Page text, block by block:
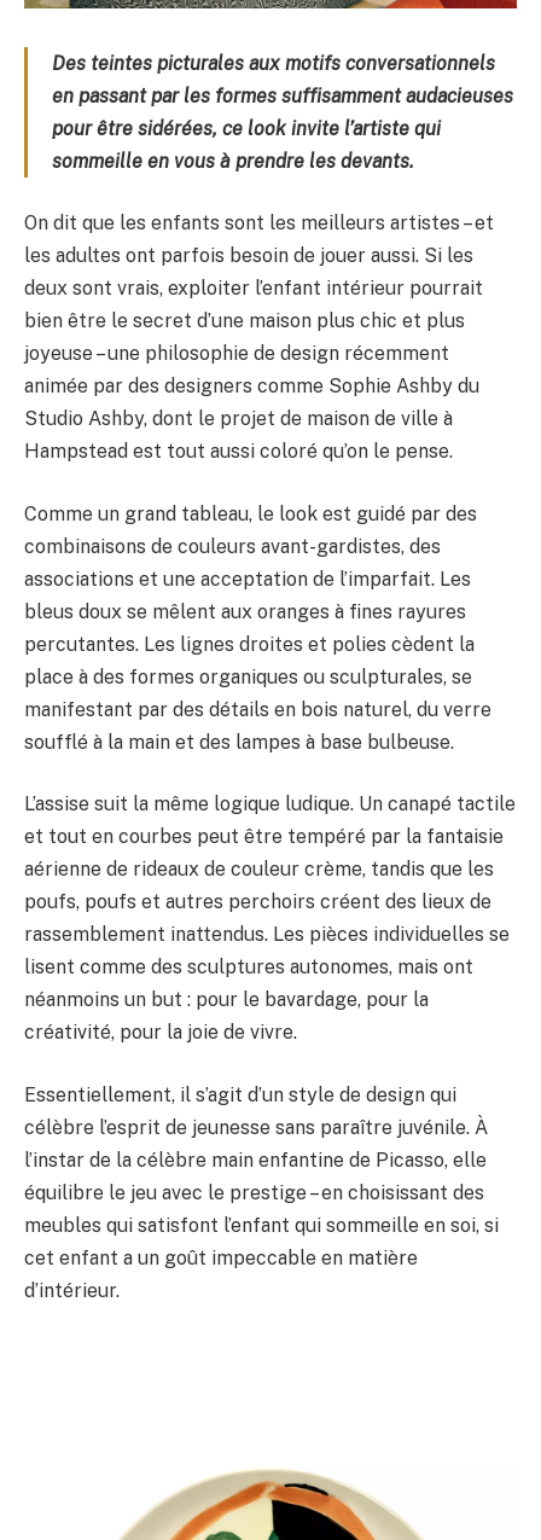
Des teintes picturales aux motifs conversationnels
en passant par les formes suffisamment audacieuses
pour être sidérées, ce look invite l’artiste qui
sommeille en vous à prendre les devants.
On dit que les enfants sont les meilleurs artistes – et
les adultes ont parfois besoin de jouer aussi. Si les
deux sont vrais, exploiter l’enfant intérieur pourrait
bien être le secret d’une maison plus chic et plus
joyeuse – une philosophie de design récemment
animée par des designers comme Sophie Ashby du
Studio Ashby, dont le projet de maison de ville à
Hampstead est tout aussi coloré qu’on le pense.
Comme un grand tableau, le look est guidé par des
combinaisons de couleurs avant-gardistes, des
associations et une acceptation de l’imparfait. Les
bleus doux se mêlent aux oranges à fines rayures
percutantes. Les lignes droites et polies cèdent la
place à des formes organiques ou sculpturales, se
manifestant par des détails en bois naturel, du verre
soufflé à la main et des lampes à base bulbeuse.
L’assise suit la même logique ludique. Un canapé tactile
et tout en courbes peut être tempéré par la fantaisie
aérienne de rideaux de couleur crème, tandis que les
poufs, poufs et autres perchoirs créent des lieux de
rassemblement inattendus. Les pièces individuelles se
lisent comme des sculptures autonomes, mais ont
néanmoins un but : pour le bavardage, pour la
créativité, pour la joie de vivre.
Essentiellement, il s’agit d’un style de design qui
célèbre l’esprit de jeunesse sans paraître juvénile. À
l’instar de la célèbre main enfantine de Picasso, elle
équilibre le jeu avec le prestige – en choisissant des
meubles qui satisfont l’enfant qui sommeille en soi, si
cet enfant a un goût impeccable en matière
d’intérieur.